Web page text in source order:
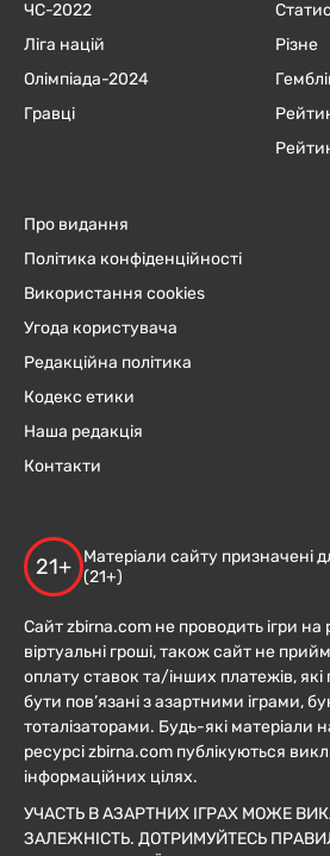
ЧC-2022
Ліга націй
Олімпіада-2024
Гравці
Різне
Про видання
Політика конфіденційності
Використання cookies
Угода користувача
Редакційна політика
Кодекс етики
Наша редакція
Контакти
21+
Матеріали сайту призначені
(21+)
Сайт zbirna.com не проводить ігри на
віртуальні гроші, також сайт не
оплату ставок та/інших платежів,
бути пов’язані з азартними іграми,
тоталізаторами. Будь-які матеріали
ресурсі zbirna.com публікуються
інформаційних цілях.
УЧАСТЬ В АЗАРТНИХ ІГРАХ МОЖЕ
ЗАЛЕЖНІСТЬ. ДОТРИМУЙТЕСЬ